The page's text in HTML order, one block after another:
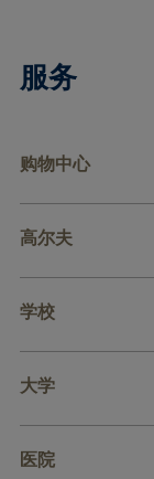
服务
购物中心
高尔夫
学校
大学
医院